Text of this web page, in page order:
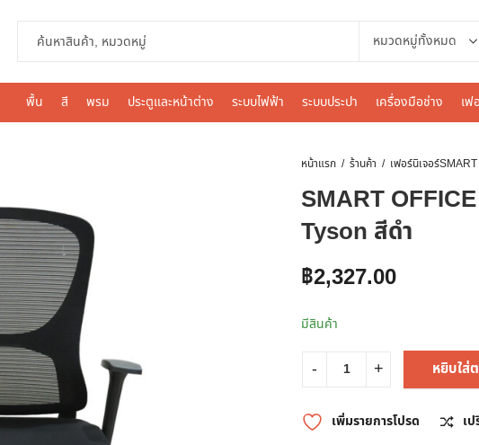
พื้น สี พรม ประตูและหน้าต่าง ระบบไฟฟ้า ระบบประปา เครื่องมือช่าง เฟ
หน้าแรก ร้านค้า เฟอร์นิเจอร์
SMART
Tyson สีดำ
฿2,327.00
มีสินค้า
หยิบใส่
เพิ่มรายการโปรด
เ